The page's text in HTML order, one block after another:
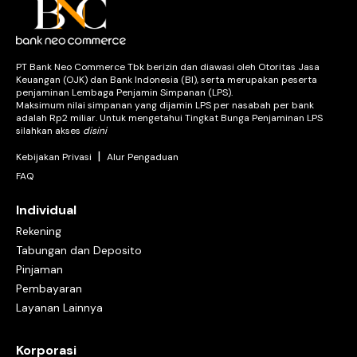
Kode referral
Program loyalitas
Neo Bisnis
Tabungan Neo NOW
Produk tabungan neobank atau Neo NOW mempunyai banyak
kelebihan, di antaranya:
Tarik dan simpan uang lebih fleksibel
Gratis biaya transfer ke bank lain
Bunga cair setiap hari
3. Deposito Neo WOW
pada jangka waktu tertentu sesuai kesepakatan. Bunganya lebih
tinggi dari tabungan dan bisa menjadi produk investasi yang
Kelebihan Deposito Neo WOW
Automatic Roll Over (ROI) atau perpanjang jangka waktu
Bebas biaya admin
PT Bank Neo Commerce Tbk berizin dan diawasi oleh Otoritas Jasa
Keuangan (OJK) dan Bank Indonesia (BI), serta merupakan peserta
penjaminan Lembaga Penjamin Simpanan (LPS).
Maksimum nilai simpanan yang dijamin LPS per nasabah per bank
adalah Rp2 miliar. Untuk mengetahui Tingkat Bunga Penjaminan LPS
silahkan akses disini
Kebijakan Privasi | Alur Pengaduan
FAQ
Individual
Rekening
Tabungan dan Deposito
Pinjaman
Pembayaran
Layanan Lainnya
Korporasi